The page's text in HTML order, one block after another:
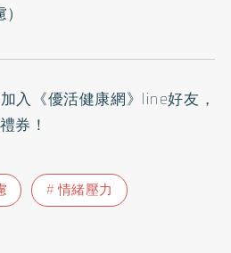
）
入 《優活健康網》line好友 ，
券！
情緒壓力